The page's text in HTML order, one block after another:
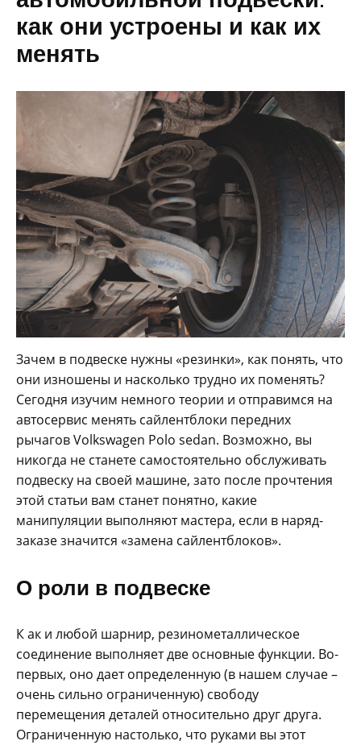
как они устроены и как их
менять
Зачем в подвеске нужны «резинки», как понять, что
они изношены и насколько трудно их поменять?
Сегодня изучим немного теории и отправимся на
автосервис менять сайлентблоки передних
рычагов Volkswagen Polo sedan. Возможно, вы
никогда не станете самостоятельно обслуживать
подвеску на своей машине, зато после прочтения
этой статьи вам станет понятно, какие
манипуляции выполняют мастера, если в наряд-
заказе значится «замена сайлентблоков».
О роли в подвеске
К ак и любой шарнир, резинометаллическое
соединение выполняет две основные функции. Во-
первых, оно дает определенную (в нашем случае –
очень сильно ограниченную) свободу
перемещения деталей относительно друг друга.
Ограниченную настолько, что руками вы этот